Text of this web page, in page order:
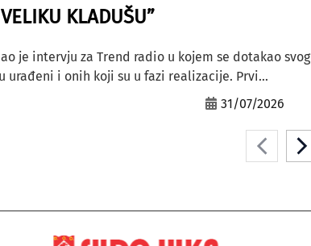
KLADUŠU”
je intervju za Trend radio u kojem se dotakao svog
urađeni i onih koji su u fazi realizacije. Prvi...
31/07/2026